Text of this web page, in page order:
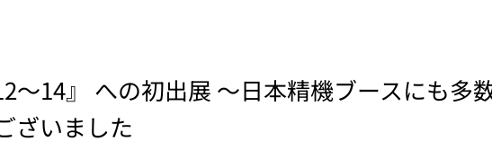
～14』 への初出展 ～日本精機ブースにも多
ざいました